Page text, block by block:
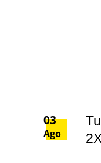
03
Ago